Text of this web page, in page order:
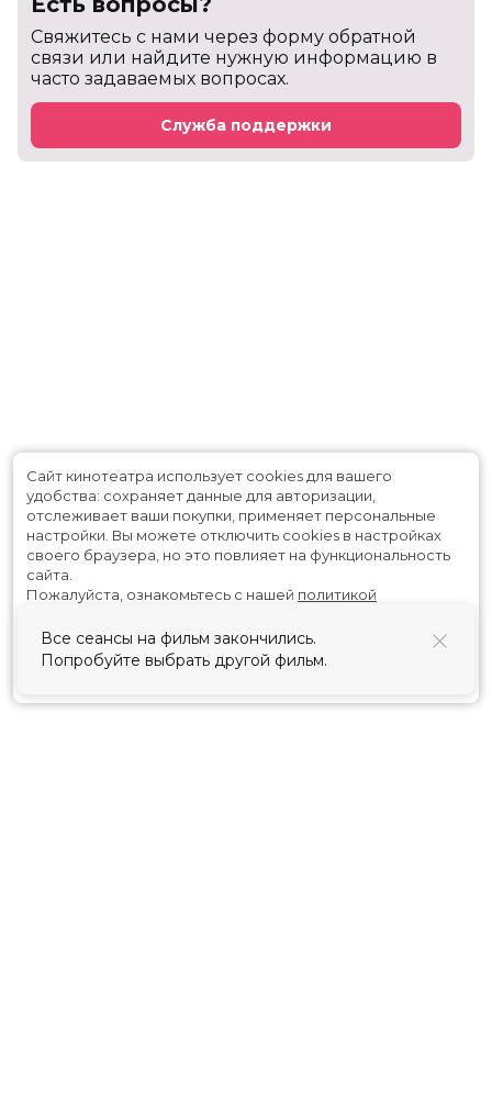
Cвяжитесь с нами через форму обратной
связи или найдите нужную информацию в
часто задаваемых вопросах.
Служба поддержки
Все сеансы на фильм закончились.
Попробуйте выбрать другой фильм.
Сайт кинотеатра использует cookies для вашего
удобства: сохраняет данные для авторизации,
отслеживает ваши покупки, применяет персональные
настройки. Вы можете отключить cookies в настройках
своего браузера, но это повлияет на функциональность
сайта.
Пожалуйста, ознакомьтесь с нашей политикой
Принять